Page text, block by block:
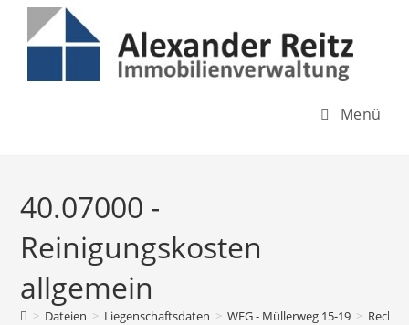
springen
Inhalt
Menü
40.07000 -
Reinigungskosten
allgemein
> Dateien > Liegenschaftsdaten > WEG - Müllerweg 15-19 >